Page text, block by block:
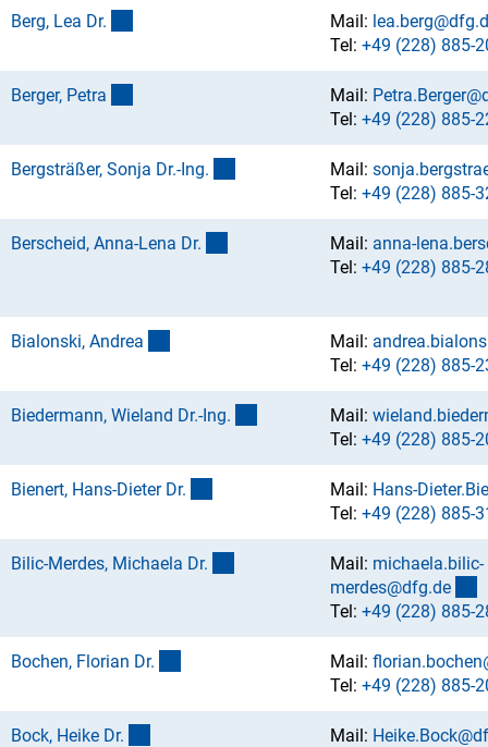
Berg, Lea Dr. Mail:
Tel:+49 (228) 885-
Berger, Petra Mail:
Tel:+49 (228) 885-
Bergsträßer, Sonja Dr.-Ing. (externer Link)Mail:
Tel:+49 (228) 885-
Berscheid, Anna-Lena Dr. (externer Link)Mail: anna-
Tel:+49 (228) 885-
Bialonski, Andrea Mail:
Tel:+49 (228) 885-
Biedermann, Wieland Dr.-Ing. (externer Link)
Mail:
Tel:+49 (228) 885-
Bienert, Hans-Dieter Dr. Mail: Hans-
Tel:+49 (228) 885-
Bilic-Merdes, Michaela Dr. (externer Link)Mail: michaela.bilic-
merdes@dfg.de
Tel:+49 (228) 885-
Bochen, Florian Dr. Mail:
Tel:+49 (228) 885-
Bock, Heike Dr. Mail: